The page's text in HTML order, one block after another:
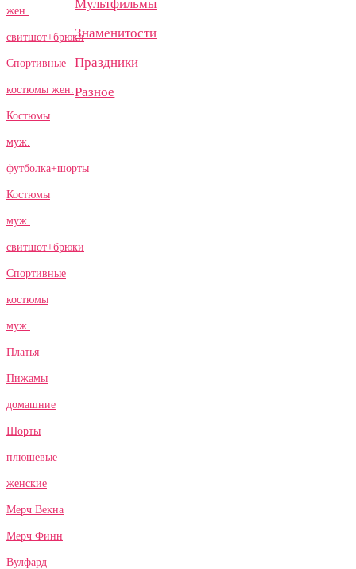
жен.
свитшот+брюки
Спортивные
костюмы жен.
Костюмы
муж.
футболка+шорты
Костюмы
муж.
свитшот+брюки
Спортивные
костюмы
муж.
Платья
Пижамы
домашние
Шорты
плюшевые
женские
Мерч Векна
Мерч Финн
Вулфард
Мультфильмы
Знаменитости
Праздники
Разное